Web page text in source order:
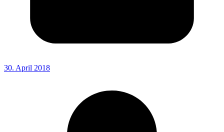
30. April 2018